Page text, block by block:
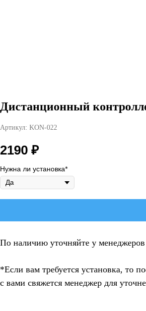
Дистанционный
Артикул: KON-022
2190 ₽
Нужна ли установка*
По наличию уточняйте у менеджеров
*Если вам требуется установка, то
с вами свяжется менеджер для